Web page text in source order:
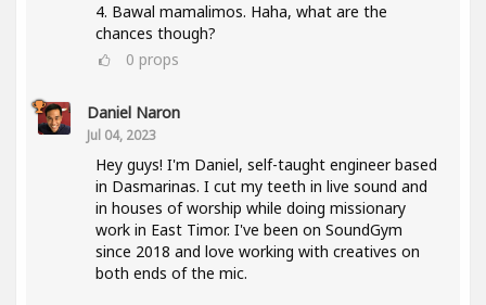
4. Bawal mamalimos. Haha, what are the
chances though?
0 props
Daniel Naron
Jul 04, 2023
Hey guys! I'm Daniel, self-taught engineer based
in Dasmarinas. I cut my teeth in live sound and
in houses of worship while doing missionary
work in East Timor. I've been on SoundGym
since 2018 and love working with creatives on
both ends of the mic.